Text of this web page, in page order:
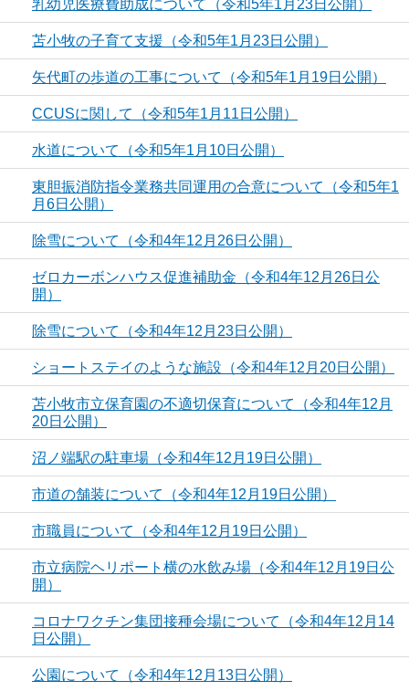
乳幼児医療費助成について（令和5年1月23日公開）
苫小牧の子育て支援（令和5年1月23日公開）
矢代町の歩道の工事について（令和5年1月19日公開）
CCUSに関して（令和5年1月11日公開）
水道について（令和5年1月10日公開）
東胆振消防指令業務共同運用の合意について（令和5年1
月6日公開）
除雪について（令和4年12月26日公開）
ゼロカーボンハウス促進補助金（令和4年12月26日公
開）
除雪について（令和4年12月23日公開）
ショートステイのような施設（令和4年12月20日公開）
苫小牧市立保育園の不適切保育について（令和4年12月
20日公開）
沼ノ端駅の駐車場（令和4年12月19日公開）
市道の舗装について（令和4年12月19日公開）
市職員について（令和4年12月19日公開）
市立病院ヘリポート横の水飲み場（令和4年12月19日公
開）
コロナワクチン集団接種会場について（令和4年12月14
日公開）
公園について（令和4年12月13日公開）